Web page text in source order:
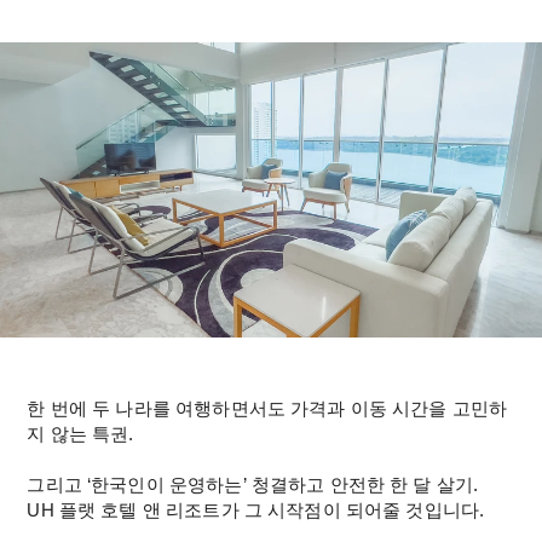
한 번에 두 나라를 여행하면서도 가격과 이동 시간을 고민하
지 않는 특권.
그리고 ‘한국인이 운영하는’ 청결하고 안전한 한 달 살기.
UH 플랫 호텔 앤 리조트가 그 시작점이 되어줄 것입니다.